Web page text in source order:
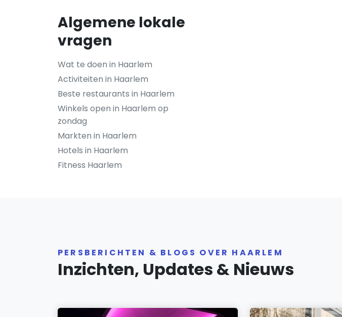
Algemene lokale
vragen
Wat te doen in Haarlem
Activiteiten in Haarlem
Beste restaurants in Haarlem
Winkels open in Haarlem op
zondag
Markten in Haarlem
Hotels in Haarlem
Fitness Haarlem
PERSBERICHTEN & BLOGS OVER HAARLEM
Inzichten, Updates & Nieuws